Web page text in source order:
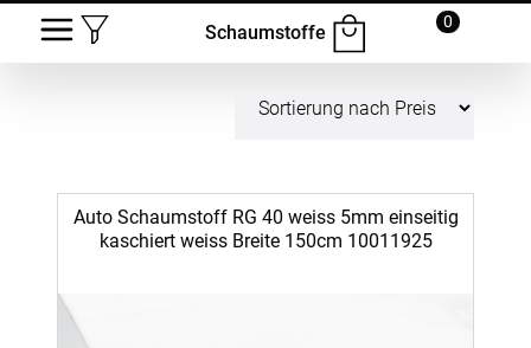
Schaumstoffe
0
Auto Schaumstoff RG 40 weiss 5mm einseitig
kaschiert weiss Breite 150cm 10011925